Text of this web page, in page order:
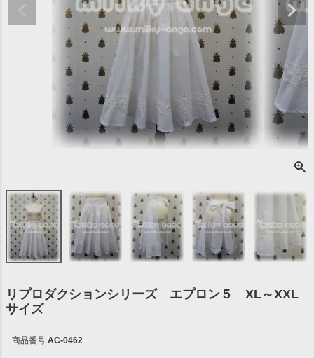
リプロダクションシリーズ エプロン５ XL～XXL
サイズ
商品番号 AC-0462